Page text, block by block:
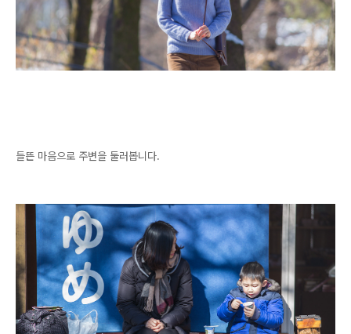
들뜬 마음으로 주변을 둘러봅니다.